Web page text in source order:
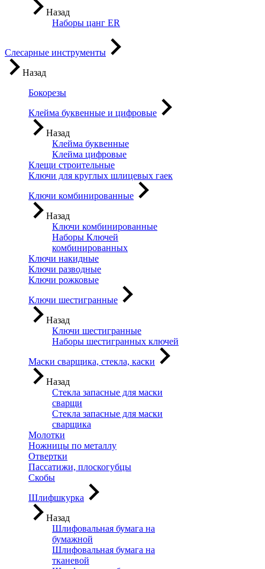
Назад
Наборы цанг ER
Слесарные инструменты
Назад
Бокорезы
Клейма буквенные и цифровые
Назад
Клейма буквенные
Клейма цифровые
Клещи строительные
Ключи для круглых шлицевых гаек
Ключи комбинированные
Назад
Ключи комбинированные
Наборы Ключей
комбинированных
Ключи накидные
Ключи разводные
Ключи рожковые
Ключи шестигранные
Назад
Ключи шестигранные
Наборы шестигранных ключей
Маски сварщика, стекла, каски
Назад
Стекла запасные для маски
сварщи
Стекла запасные для маски
сварщика
Молотки
Ножницы по металлу
Отвертки
Пассатижи, плоскогубцы
Скобы
Шлифшкурка
Назад
Шлифовальная бумага на
бумажной
Шлифовальная бумага на
тканевой